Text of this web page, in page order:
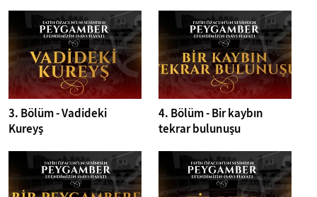
3. Bölüm - Vadideki
Kureyş
4. Bölüm - Bir kaybın
tekrar bulunuşu